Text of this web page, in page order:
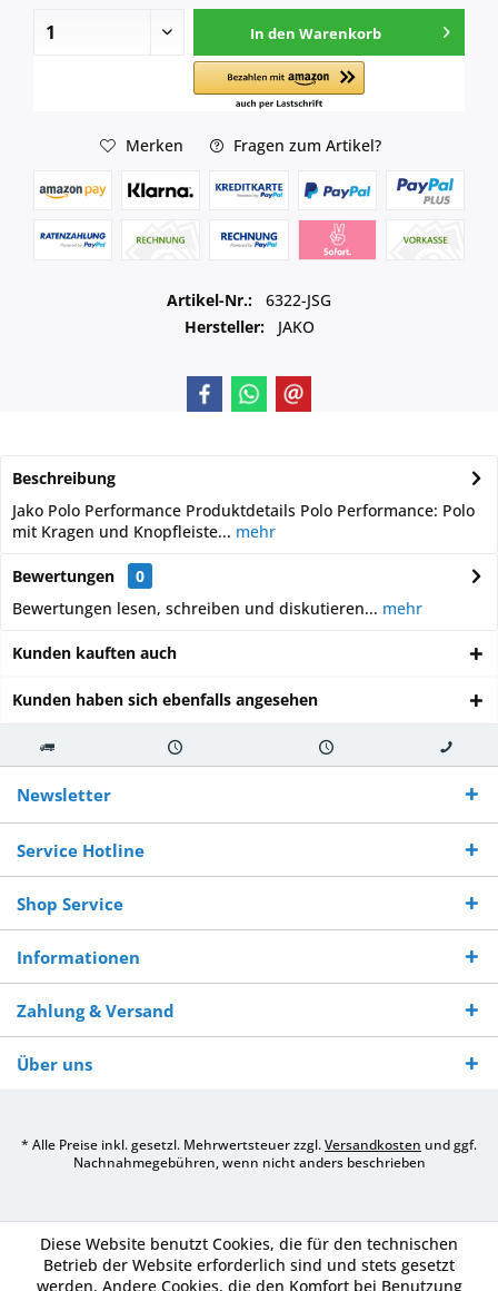
In den Warenkorb
Merken Fragen zum Artikel?
Artikel-Nr.:
6322-JSG
Hersteller:
JAKO
Beschreibung
Jako Polo Performance Produktdetails Polo Performance: Polo
mit Kragen und Knopfleiste... mehr
Bewertungen
0
Bewertungen lesen, schreiben und diskutieren... mehr
Kunden kauften auch
Kunden haben sich ebenfalls angesehen
Kostenloser
Versand ab €
250,-
Versand innerhalb von Versand von So erreichen
Sie uns 0160
970 511 90
Newsletter
Service Hotline
Shop Service
Informationen
Zahlung & Versand
Über uns
* Alle Preise inkl. gesetzl. Mehrwertsteuer zzgl.Versandkosten und ggf.
Nachnahmegebühren, wenn nicht anders beschrieben
Diese Website benutzt Cookies, die für den technischen
Betrieb der Website erforderlich sind und stets gesetzt
werden. Andere Cookies, die den Komfort bei Benutzung